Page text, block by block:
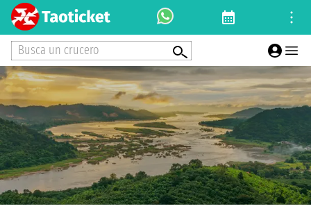
Busca un crucero